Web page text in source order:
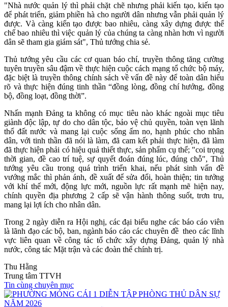
"Nhà nước quản lý thì phải chặt chẽ nhưng phải kiến tạo, kiến tạo
để phát triển, giảm phiền hà cho người dân nhưng vẫn phải quản lý
được. Và càng kiến tạo được bao nhiêu, càng xây dựng được thể
chế bao nhiêu thì việc quản lý của chúng ta càng nhàn hơn vì người
dân sẽ tham gia giám sát", Thủ tướng chia sẻ.
Thủ tướng yêu cầu các cơ quan báo chí, truyền thông tăng cường
tuyên truyền sâu đậm về thực hiện cuộc cách mạng tổ chức bộ máy,
đặc biệt là truyền thông chính sách về vấn đề này để toàn dân hiểu
rõ và thực hiện đúng tinh thần “đồng lòng, đồng chí hướng, đồng
bộ, đồng loạt, đồng thời”.
Nhấn mạnh Đảng ta không có mục tiêu nào khác ngoài mục tiêu
giành độc lập, tự do cho dân tộc, bảo vệ chủ quyền, toàn vẹn lãnh
thổ đất nước và mang lại cuộc sống ấm no, hạnh phúc cho nhân
dân, với tinh thần đã nói là làm, đã cam kết phải thực hiện, đã làm
đã thực hiện phải có hiệu quả thiết thực, sản phẩm cụ thể; "coi trọng
thời gian, đề cao trí tuệ, sự quyết đoán đúng lúc, đúng chỗ", Thủ
tướng yêu cầu trong quá trình triển khai, nếu phát sinh vấn đề
vướng mắc thì phản ánh, đề xuất để sửa đổi, hoàn thiện; tin tưởng
với khí thế mới, động lực mới, nguồn lực rất mạnh mẽ hiện nay,
chính quyền địa phương 2 cấp sẽ vận hành thông suốt, trơn tru,
mang lại lợi ích cho nhân dân.
Trong 2 ngày diễn ra Hội nghị, các đại biểu nghe các báo cáo viên
là lãnh đạo các bộ, ban, ngành báo cáo các chuyên đề theo các lĩnh
vực liên quan về công tác tổ chức xây dựng Đảng, quản lý nhà
nước, công tác Mặt trận và các đoàn thể chính trị.
Thu Hằng
Trung tâm TTVH
Tin cùng chuyên mục